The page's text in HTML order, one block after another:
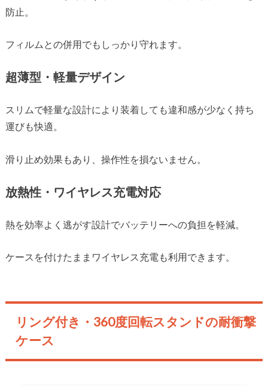
防止。
フィルムとの併用でもしっかり守れます。
超薄型・軽量デザイン
スリムで軽量な設計により装着しても違和感が少なく持ち
運びも快適。
滑り止め効果もあり、操作性を損ないません。
放熱性・ワイヤレス充電対応
熱を効率よく逃がす設計でバッテリーへの負担を軽減。
ケースを付けたままワイヤレス充電も利用できます。
リング付き・360度回転スタンドの耐衝撃
ケース